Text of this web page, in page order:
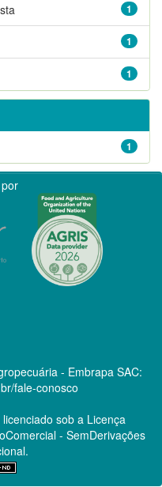
1
1
1
1
- Embrapa SAC:
fale-conosco
sob a Licença
- SemDerivações